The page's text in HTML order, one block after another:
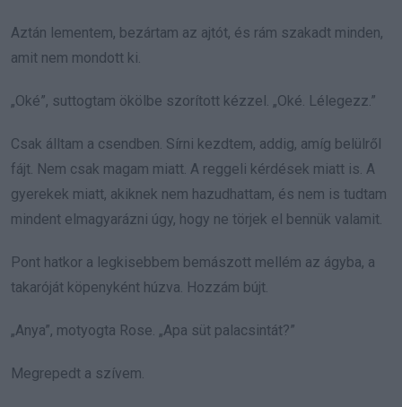
Aztán lementem, bezártam az ajtót, és rám szakadt minden,
amit nem mondott ki.
„Oké”, suttogtam ökölbe szorított kézzel. „Oké. Lélegezz.”
Csak álltam a csendben. Sírni kezdtem, addig, amíg belülről
fájt. Nem csak magam miatt. A reggeli kérdések miatt is. A
gyerekek miatt, akiknek nem hazudhattam, és nem is tudtam
mindent elmagyarázni úgy, hogy ne törjek el bennük valamit.
Pont hatkor a legkisebbem bemászott mellém az ágyba, a
takaróját köpenyként húzva. Hozzám bújt.
„Anya”, motyogta Rose. „Apa süt palacsintát?”
Megrepedt a szívem.